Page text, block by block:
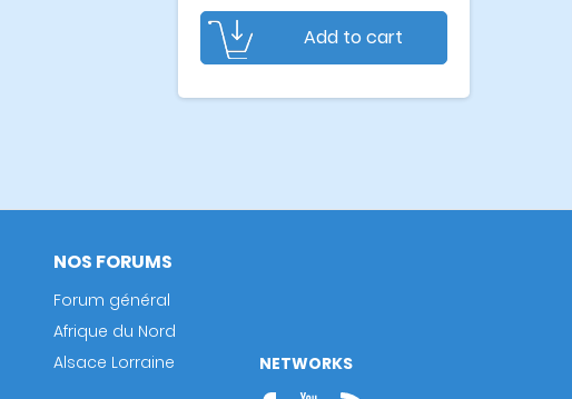
Add to cart
NOS FORUMS
Forum général
Afrique du Nord
Alsace Lorraine
NETWORKS